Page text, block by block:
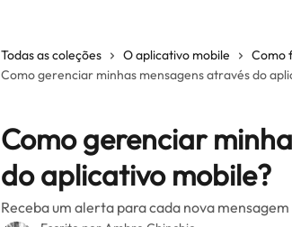
Todas as coleções O aplicativo mobile
Como
Como gerenciar minhas mensagens através do
Como gerenciar
do aplicativo mobile?
Receba um alerta para cada nova